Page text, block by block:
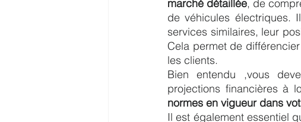
marché détaillée, de
de véhicules électriques.
services similaires, leur
Cela permet de
les clients.
Bien entendu ,vous
projections financières à
normes en vigueur dans
Il est également essentiel